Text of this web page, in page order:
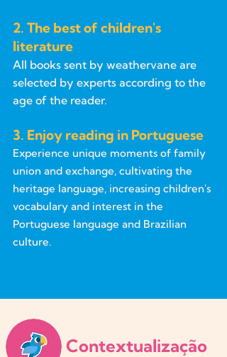
2. The best of children's
literature
All books sent by weathervane are
selected by experts according to the
age of the reader.
3. Enjoy reading in Portuguese
Experience unique moments of family
union and exchange, cultivating the
heritage language, increasing children's
vocabulary and interest in the
Portuguese language and Brazilian
culture.
Contextualização